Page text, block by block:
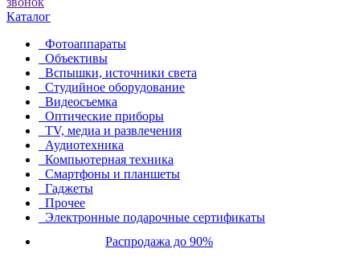
Каталог
Фотоаппараты
Объективы
Вспышки, источники света
Студийное оборудование
Видеосъемка
Оптические приборы
TV, медиа и развлечения
Аудиотехника
Компьютерная техника
Смартфоны и планшеты
Гаджеты
Прочее
Электронные подарочные сертификаты
Распродажа до 90%